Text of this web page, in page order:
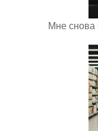
Мне снова